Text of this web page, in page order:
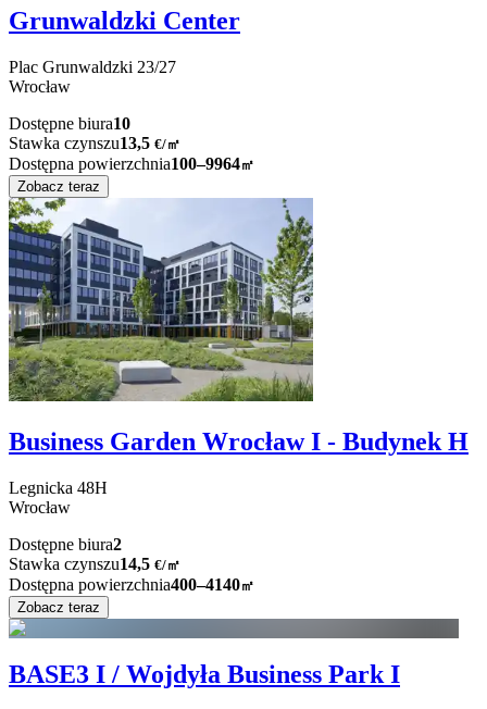
Grunwaldzki Center
Plac Grunwaldzki 23/27
Wrocław
Dostępne biura10
Stawka czynszu13,5 €/㎡
Dostępna powierzchnia100–9964㎡
Zobacz teraz
Business Garden Wrocław I - Budynek H
Legnicka 48H
Wrocław
Dostępne biura2
Stawka czynszu14,5 €/㎡
Dostępna powierzchnia400–4140㎡
Zobacz teraz
BASE3 I / Wojdyła Business Park I